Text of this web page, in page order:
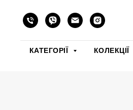
КАТЕГОРІЇ КОЛЕКЦІЇ